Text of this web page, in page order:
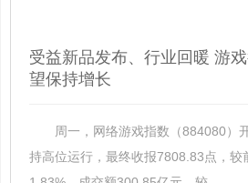
受益新品发布、行业回暖 游
望保持增长
周一，网络游戏指数（884080）
持高位运行，最终收报7808.83点，较